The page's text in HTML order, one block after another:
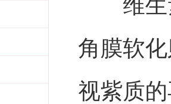
维生素
角膜软
视紫质